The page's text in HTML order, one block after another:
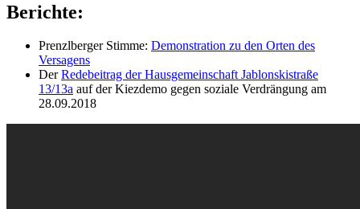
Berichte:
Prenzlberger Stimme: Demonstration zu den Orten des
Versagens
DerRedebeitrag der Hausgemeinschaft Jablonskistraße
13/13a auf der Kiezdemo gegen soziale Verdrängung am
28.09.2018